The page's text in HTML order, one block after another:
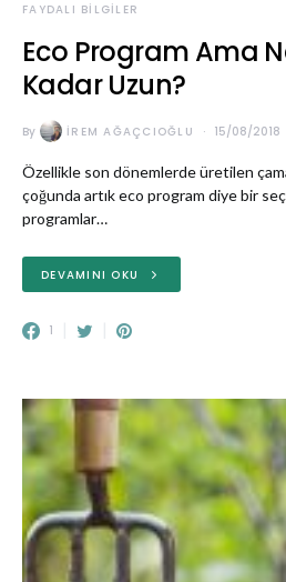
FAYDALI BILGILER
Eco Program Ama
Kadar Uzun?
By İREM AĞAÇCIOĞLU 15/08/2018
Özellikle son dönemlerde üretilen
çoğunda artık eco program diye bir
programlar…
DEVAMINI OKU
1